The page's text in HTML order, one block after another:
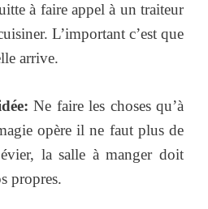
à faire appel à un traiteur
L’important c’est que
arrive.
Ne faire les choses qu’à
opère il ne faut plus de
la salle à manger doit
propres.